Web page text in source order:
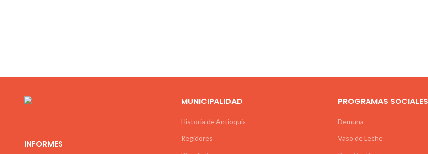
INFORMES
MUNICIPALIDAD
Historia de Antioquia
Regidores
PROGRAMAS SOCIALES
Demuna
Vaso de Leche